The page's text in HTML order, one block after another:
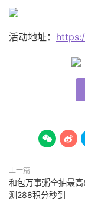
活动地址：
 
上一篇
和包万事粥全抽最
测288积分秒到